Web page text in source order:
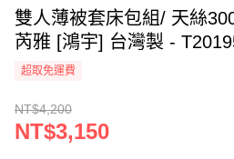
雙人薄被套床包組/ 天絲
芮雅 [鴻宇] 台灣製 -
超取免運費
NT$4,200
NT$3,150